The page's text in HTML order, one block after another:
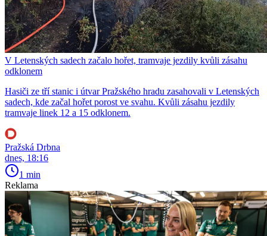
V Letenských sadech začalo hořet, tramvaje jezdily kvůli zásahu
odklonem
Hasiči ze tří stanic i útvar Pražského hradu zasahovali v Letenských
sadech, kde začal hořet porost ve svahu. Kvůli zásahu jezdily
tramvaje linek 12 a 15 odklonem.
Pražská Drbna
dnes, 18:16
1 min
Reklama